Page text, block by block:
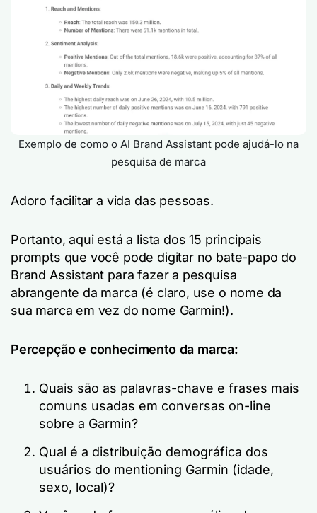
Exemplo de como o AI Brand Assistant pode ajudá-lo na
pesquisa de marca
Adoro facilitar a vida das pessoas.
Portanto, aqui está a lista dos 15 principais
prompts que você pode digitar no bate-papo do
Brand Assistant para fazer a pesquisa
abrangente da marca (é claro, use o nome da
sua marca em vez do nome Garmin!).
Percepção e conhecimento da marca:
Quais são as palavras-chave e frases mais
comuns usadas em conversas on-line
sobre a Garmin?
Qual é a distribuição demográfica dos
usuários do mentioning Garmin (idade,
sexo, local)?